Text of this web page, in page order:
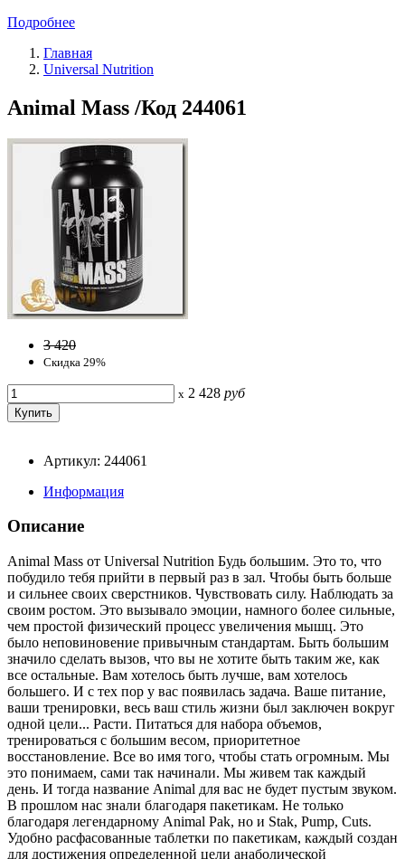
Подробнее
Главная
Universal Nutrition
Animal Mass /Код 244061
3 420
Скидка 29%
x 2 428 руб
Артикул: 244061
Информация
Описание
Animal Mass от Universal Nutrition Будь большим. Это то, что
побудило тебя прийти в первый раз в зал. Чтобы быть больше
и сильнее своих сверстников. Чувствовать силу. Наблюдать за
своим ростом. Это вызывало эмоции, намного более сильные,
чем простой физический процесс увеличения мышц. Это
было неповиновение привычным стандартам. Быть большим
значило сделать вызов, что вы не хотите быть таким же, как
все остальные. Вам хотелось быть лучше, вам хотелось
большего. И с тех пор у вас появилась задача. Ваше питание,
ваши тренировки, весь ваш стиль жизни был заключен вокруг
одной цели... Расти. Питаться для набора объемов,
тренироваться с большим весом, приоритетное
восстановление. Все во имя того, чтобы стать огромным. Мы
это понимаем, сами так начинали. Мы живем так каждый
день. И тогда название Animal для вас не будет пустым звуком.
В прошлом нас знали благодаря пакетикам. Не только
благодаря легендарному Animal Pak, но и Stak, Pump, Cuts.
Удобно расфасованные таблетки по пакетикам, каждый создан
для достижения определенной цели анаболической